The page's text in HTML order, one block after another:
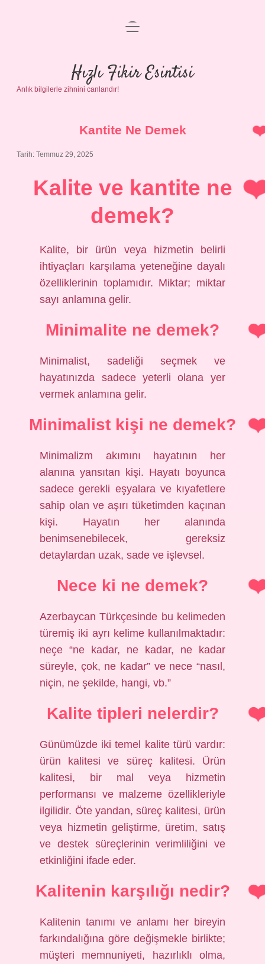
Anasayfa
Gizlilik Politikası
Yasal Uyarı
menüyü
Hızlı Fikir Esintisi
Anlık bilgilerle zihnini canlandır!
Kantite Ne Demek
Tarih: Temmuz 29, 2025
Kalite ve kantite ne
demek?
Kalite, bir ürün veya hizmetin belirli
ihtiyaçları karşılama yeteneğine dayalı
özelliklerinin toplamıdır. Miktar; miktar
sayı anlamına gelir.
Minimalite ne demek?
Minimalist, sadeliği seçmek ve
hayatınızda sadece yeterli olana yer
vermek anlamına gelir.
Minimalist kişi ne demek?
Minimalizm akımını hayatının her
alanına yansıtan kişi. Hayatı boyunca
sadece gerekli eşyalara ve kıyafetlere
sahip olan ve aşırı tüketimden kaçınan
kişi. Hayatın her alanında
benimsenebilecek, gereksiz
detaylardan uzak, sade ve işlevsel.
Nece ki ne demek?
Azerbaycan Türkçesinde bu kelimeden
türemiş iki ayrı kelime kullanılmaktadır:
neçe “ne kadar, ne kadar, ne kadar
süreyle, çok, ne kadar” ve nece “nasıl,
niçin, ne şekilde, hangi, vb.”
Kalite tipleri nelerdir?
Günümüzde iki temel kalite türü vardır:
ürün kalitesi ve süreç kalitesi. Ürün
kalitesi, bir mal veya hizmetin
performansı ve malzeme özellikleriyle
ilgilidir. Öte yandan, süreç kalitesi, ürün
veya hizmetin geliştirme, üretim, satış
ve destek süreçlerinin verimliliğini ve
etkinliğini ifade eder.
Kalitenin karşılığı nedir?
Kalitenin tanımı ve anlamı her bireyin
farkındalığına göre değişmekle birlikte;
müşteri memnuniyeti, hazırlıklı olma,